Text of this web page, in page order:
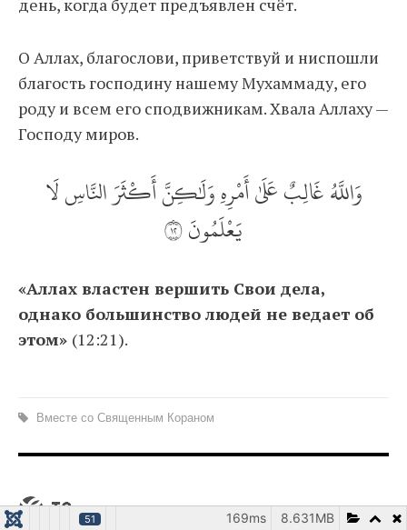
день, когда будет предъявлен счёт.
О Аллах, благослови, приветствуй и ниспошли
благость господину нашему Мухаммаду, его
роду и всем его сподвижникам. Хвала Аллаху —
Господу миров.
وَاللَّهُ غَالِبٌ عَلَىٰ أَمْرِهِ وَلَٰكِنَّ أَكْثَرَ النَّاسِ لَا
يَعْلَمُونَ ٢١
«Аллах властен вершить Свои дела,
однако большинство людей не ведает об
этом» (12:21).
Вместе со Священным Кораном
51 8.631MB
169ms